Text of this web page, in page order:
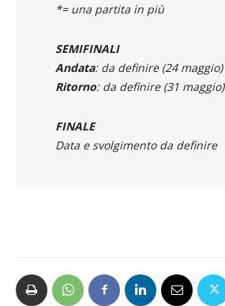
*= una partita in più
SEMIFINALI
Andata: da definire (24 maggio)
Ritorno: da definire (31 maggio)
FINALE
Data e svolgimento da definire